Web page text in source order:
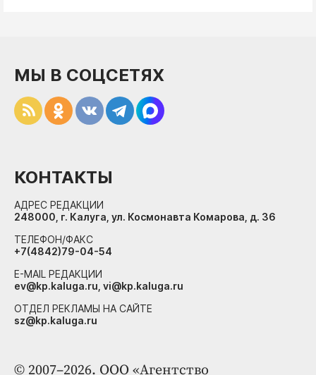
© 2007–2026. ООО «Агентство
МЫ В СОЦСЕТЯХ
КОНТАКТЫ
АДРЕС РЕДАКЦИИ
248000, г. Калуга, ул. Космонавта Комарова, д. 36
ТЕЛЕФОН/ФАКС
+7(4842)79-04-54
E-MAIL РЕДАКЦИИ
ev@kp.kaluga.ru, vi@kp.kaluga.ru
ОТДЕЛ РЕКЛАМЫ НА САЙТЕ
sz@kp.kaluga.ru